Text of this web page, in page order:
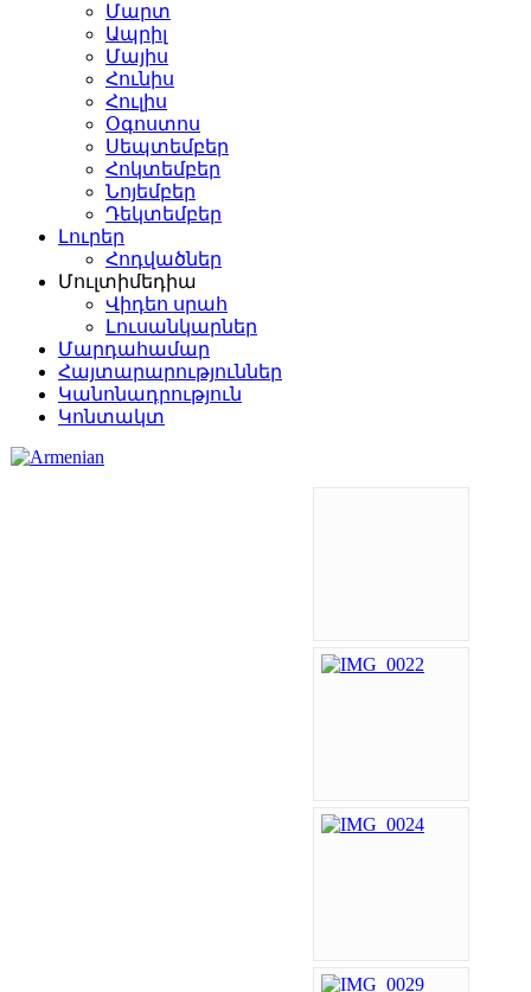
Մարտ
Ապրիլ
Մայիս
Հունիս
Հուլիս
Օգոստոս
Սեպտեմբեր
Հոկտեմբեր
Նոյեմբեր
Դեկտեմբեր
Լուրեր
Հոդվածներ
Մուլտիմեդիա
Վիդեո սրահ
Լուսանկարներ
Մարդահամար
Հայտարարություններ
Կանոնադրություն
Կոնտակտ